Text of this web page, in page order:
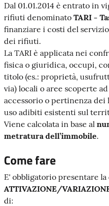
Dal 01.01.2014 è entrato in
rifiuti denominato TARI -
finanziare i costi del
dei rifiuti.
La TARI è applicata nei
fisica o giuridica, occupi,
titolo (es.: proprietà,
via) locali o aree scoperte
accessorio o pertinenza dei
uso adibiti esistenti sul
Viene calcolata in base al
metratura dell’immobile.
Come fare
E' obbligatorio presentare la
ATTIVAZIONE/
di: